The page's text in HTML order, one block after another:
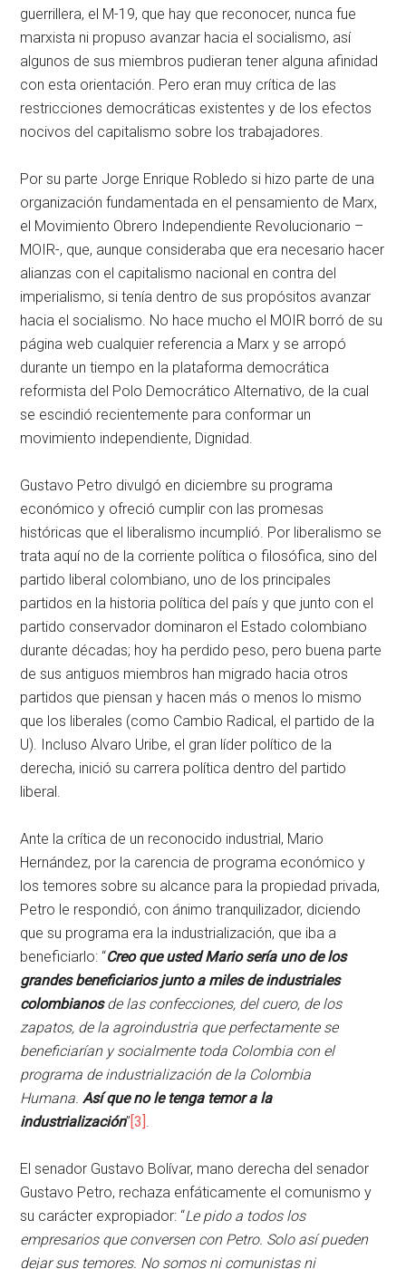
guerrillera, el M-19, que hay que reconocer, nunca fue
marxista ni propuso avanzar hacia el socialismo, así
algunos de sus miembros pudieran tener alguna afinidad
con esta orientación. Pero eran muy crítica de las
restricciones democráticas existentes y de los efectos
nocivos del capitalismo sobre los trabajadores.
Por su parte Jorge Enrique Robledo si hizo parte de una
organización fundamentada en el pensamiento de Marx,
el Movimiento Obrero Independiente Revolucionario –
MOIR-, que, aunque consideraba que era necesario hacer
alianzas con el capitalismo nacional en contra del
imperialismo, si tenía dentro de sus propósitos avanzar
hacia el socialismo. No hace mucho el MOIR borró de su
página web cualquier referencia a Marx y se arropó
durante un tiempo en la plataforma democrática
reformista del Polo Democrático Alternativo, de la cual
se escindió recientemente para conformar un
movimiento independiente, Dignidad.
Gustavo Petro divulgó en diciembre su programa
económico y ofreció cumplir con las promesas
históricas que el liberalismo incumplió. Por liberalismo se
trata aquí no de la corriente política o filosófica, sino del
partido liberal colombiano, uno de los principales
partidos en la historia política del país y que junto con el
partido conservador dominaron el Estado colombiano
durante décadas; hoy ha perdido peso, pero buena parte
de sus antiguos miembros han migrado hacia otros
partidos que piensan y hacen más o menos lo mismo
que los liberales (como Cambio Radical, el partido de la
U). Incluso Alvaro Uribe, el gran líder político de la
derecha, inició su carrera política dentro del partido
liberal.
Ante la crítica de un reconocido industrial, Mario
Hernández, por la carencia de programa económico y
los temores sobre su alcance para la propiedad privada,
Petro le respondió, con ánimo tranquilizador, diciendo
que su programa era la industrialización, que iba a
beneficiarlo: “Creo que usted Mario sería uno de los
grandes beneficiarios junto a miles de industriales
colombianosde las confecciones, del cuero, de los
zapatos, de la agroindustria que perfectamente se
beneficiarían y socialmente toda Colombia con el
programa de industrialización de la Colombia
Humana.Así que no le tenga temor a la
industrialización”[3].
El senador Gustavo Bolívar, mano derecha del senador
Gustavo Petro, rechaza enfáticamente el comunismo y
su carácter expropiador: “Le pido a todos los
empresarios que conversen con Petro. Solo así pueden
dejar sus temores. No somos ni comunistas ni